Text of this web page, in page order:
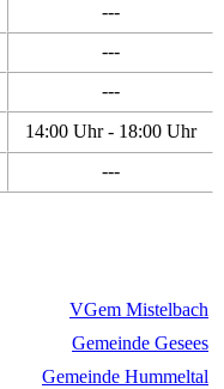
---
---
---
14:00 Uhr - 18:00 Uhr
---
VGem Mistelbach
Gemeinde Gesees
Gemeinde Hummeltal